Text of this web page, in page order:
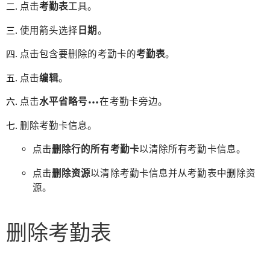
点击考勤表工具。
使用箭头选择 日期。
点击包含要删除的考勤卡的考勤表。
点击编辑。
点击水平省略号 在考勤卡旁边。
删除考勤卡信息。
点击删除行的所有考勤卡以清除所有考勤卡信息。
点击删除资源以清除考勤卡信息并从考勤表中删除资
源。
删除考勤表